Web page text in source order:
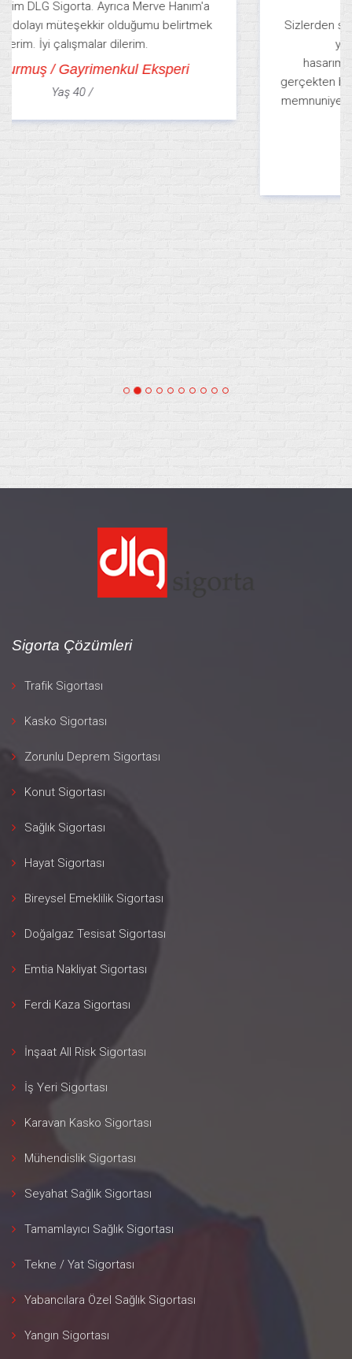
Merhabalar DLG Sigorta ailesi,
Sizlerden satın almış olduğum konut sigortası sonrası
yaşamış olduğum hırsızlık sonucu
hasarımın 5 gün gibi kısa bir sürede ödenmesi
gerçekten beni ve ailemi çok mutlu etti. Ayrıca müşteri
memnuniyetiniz için tekrar tekrar çok teşekkür ederim.
Sigorta Çözümleri
Trafik Sigortası
Kasko Sigortası
Zorunlu Deprem Sigortası
Konut Sigortası
Sağlık Sigortası
Hayat Sigortası
Bireysel Emeklilik Sigortası
Doğalgaz Tesisat Sigortası
Emtia Nakliyat Sigortası
Ferdi Kaza Sigortası
İnşaat All Risk Sigortası
İş Yeri Sigortası
Karavan Kasko Sigortası
Mühendislik Sigortası
Seyahat Sağlık Sigortası
Tamamlayıcı Sağlık Sigortası
Tekne / Yat Sigortası
Yabancılara Özel Sağlık Sigortası
Yangın Sigortası